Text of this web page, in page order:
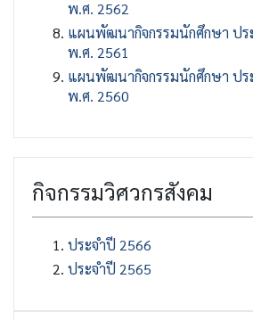
พ.ศ. 2562
แผนพัฒนากิจกรรมนักศึกษา ปร
พ.ศ. 2561
แผนพัฒนากิจกรรมนักศึกษา ปร
พ.ศ. 2560
กิจกรรมวิศวกรสังคม
ประจำปี 2566
ประจำปี 2565